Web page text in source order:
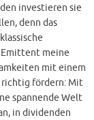
investieren sie
denn das
Emittent meine
mit einem
richtig fördern: Mit
spannende Welt
in dividenden